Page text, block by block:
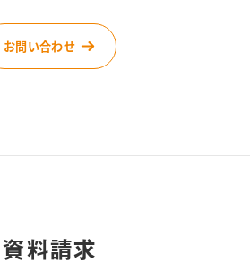
お問い合わせ
資料請求